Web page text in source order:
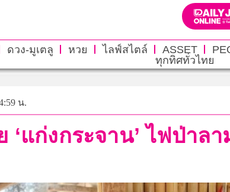
ดวง-มูเตลู หวย ไลฟ์สไตล์ ASSET
ทุกทิศทั่วไทย
น.
แก่งกระจาน’ ไฟป่าล